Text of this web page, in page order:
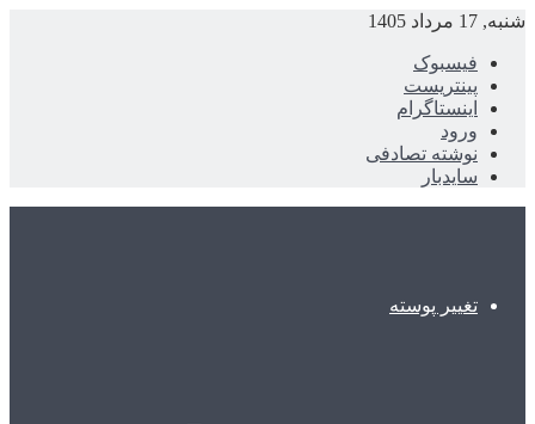
شنبه, 17 مرداد 1405
فیسبوک
پینتریست
اینستاگرام
ورود
نوشته تصادفی
سایدبار
تغییر پوسته